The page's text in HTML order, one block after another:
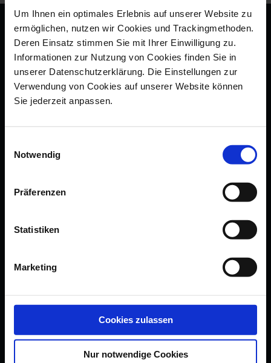
Um Ihnen ein optimales Erlebnis auf unserer Website zu
ermöglichen, nutzen wir Cookies und Trackingmethoden.
Deren Einsatz stimmen Sie mit Ihrer Einwilligung zu.
Informationen zur Nutzung von Cookies finden Sie in
unserer Datenschutzerklärung. Die Einstellungen zur
Verwendung von Cookies auf unserer Website können
Sie jederzeit anpassen.
Notwendig
Präferenzen
Statistiken
Marketing
Cookies zulassen
Nur notwendige Cookies
privacy policy
terms & conditions
guarantee
sell via meissen